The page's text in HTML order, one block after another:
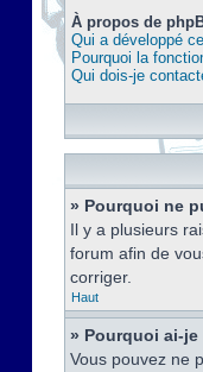
À propos de
Qui a développé
Pourquoi la
Qui dois-je
» Pourquoi ne
Il y a plusieurs
forum afin de
corriger.
Haut
» Pourquoi ai-je
Vous pouvez ne